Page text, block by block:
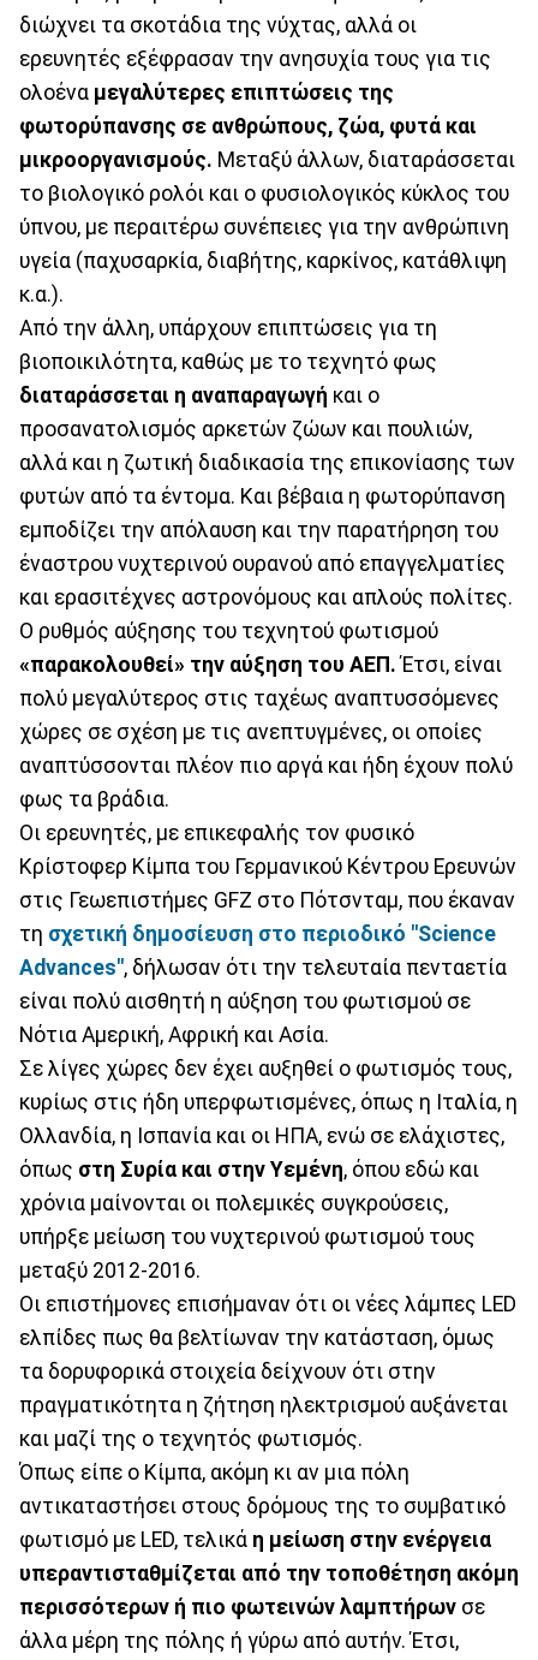
διώχνει τα σκοτάδια της νύχτας, αλλά οι
ερευνητές εξέφρασαν την ανησυχία τους για τις
ολοένα μεγαλύτερες επιπτώσεις της
φωτορύπανσης σε ανθρώπους, ζώα, φυτά και
μικροοργανισμούς. Μεταξύ άλλων, διαταράσσεται
το βιολογικό ρολόι και ο φυσιολογικός κύκλος του
ύπνου, με περαιτέρω συνέπειες για την ανθρώπινη
υγεία (παχυσαρκία, διαβήτης, καρκίνος, κατάθλιψη
κ.α.).
Από την άλλη, υπάρχουν επιπτώσεις για τη
βιοποικιλότητα, καθώς με το τεχνητό φως
διαταράσσεται η αναπαραγωγή και ο
προσανατολισμός αρκετών ζώων και πουλιών,
αλλά και η ζωτική διαδικασία της επικονίασης των
φυτών από τα έντομα. Και βέβαια η φωτορύπανση
εμποδίζει την απόλαυση και την παρατήρηση του
έναστρου νυχτερινού ουρανού από επαγγελματίες
και ερασιτέχνες αστρονόμους και απλούς πολίτες.
Ο ρυθμός αύξησης του τεχνητού φωτισμού
«παρακολουθεί» την αύξηση του ΑΕΠ.Έτσι, είναι
πολύ μεγαλύτερος στις ταχέως αναπτυσσόμενες
χώρες σε σχέση με τις ανεπτυγμένες, οι οποίες
αναπτύσσονται πλέον πιο αργά και ήδη έχουν πολύ
φως τα βράδια.
Οι ερευνητές, με επικεφαλής τον φυσικό
Κρίστοφερ Κίμπα του Γερμανικού Κέντρου Ερευνών
στις Γεωεπιστήμες GFZ στο Πότσνταμ, που έκαναν
τη σχετική δημοσίευση στο περιοδικό "Science
Advances", δήλωσαν ότι την τελευταία πενταετία
είναι πολύ αισθητή η αύξηση του φωτισμού σε
Νότια Αμερική, Αφρική και Ασία.
Σε λίγες χώρες δεν έχει αυξηθεί ο φωτισμός τους,
κυρίως στις ήδη υπερφωτισμένες, όπως η Ιταλία, η
Ολλανδία, η Ισπανία και οι ΗΠΑ, ενώ σε ελάχιστες,
όπως στη Συρία και στην Υεμένη, όπου εδώ και
χρόνια μαίνονται οι πολεμικές συγκρούσεις,
υπήρξε μείωση του νυχτερινού φωτισμού τους
μεταξύ 2012-2016.
Οι επιστήμονες επισήμαναν ότι οι νέες λάμπες LED
ελπίδες πως θα βελτίωναν την κατάσταση, όμως
τα δορυφορικά στοιχεία δείχνουν ότι στην
πραγματικότητα η ζήτηση ηλεκτρισμού αυξάνεται
και μαζί της ο τεχνητός φωτισμός.
Όπως είπε ο Κίμπα, ακόμη κι αν μια πόλη
αντικαταστήσει στους δρόμους της το συμβατικό
φωτισμό με LED, τελικά η μείωση στην ενέργεια
υπεραντισταθμίζεται από την τοποθέτηση ακόμη
περισσότερων ή πιο φωτεινών λαμπτήρων σε
άλλα μέρη της πόλης ή γύρω από αυτήν. Έτσι,